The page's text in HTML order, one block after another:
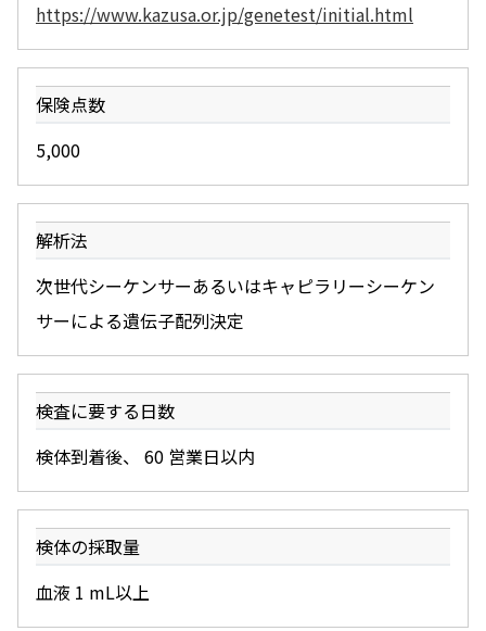
https://www.kazusa.or.jp/genetest/initial.html
保険点数
5,000
解析法
次世代シーケンサーあるいはキャピラリーシーケン
サーによる遺伝子配列決定
検査に要する日数
検体到着後、 60 営業日以内
検体の採取量
血液 1 mL以上